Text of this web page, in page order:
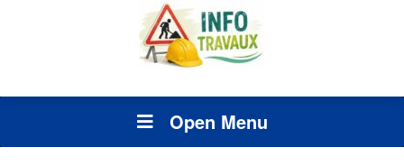
Open Menu